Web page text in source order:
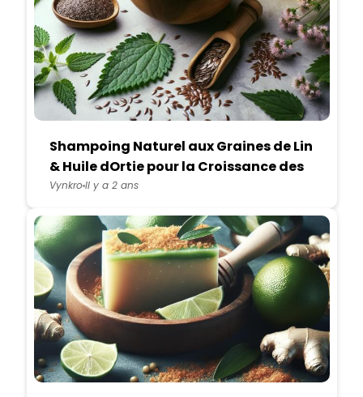
Shampoing Naturel aux Graines de Lin
& Huile dOrtie pour la Croissance des
Cheveux
VynkroIl y a 2 ans